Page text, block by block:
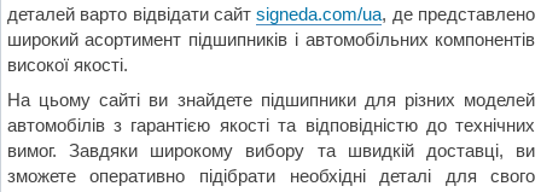
деталей варто відвідати сайтsigneda.com/ua, де представлено
широкий асортимент підшипників і автомобільних компонентів
високої якості.
На цьому сайті ви знайдете підшипники для різних моделей
автомобілів з гарантією якості та відповідністю до технічних
вимог. Завдяки широкому вибору та швидкій доставці, ви
зможете оперативно підібрати необхідні деталі для свого